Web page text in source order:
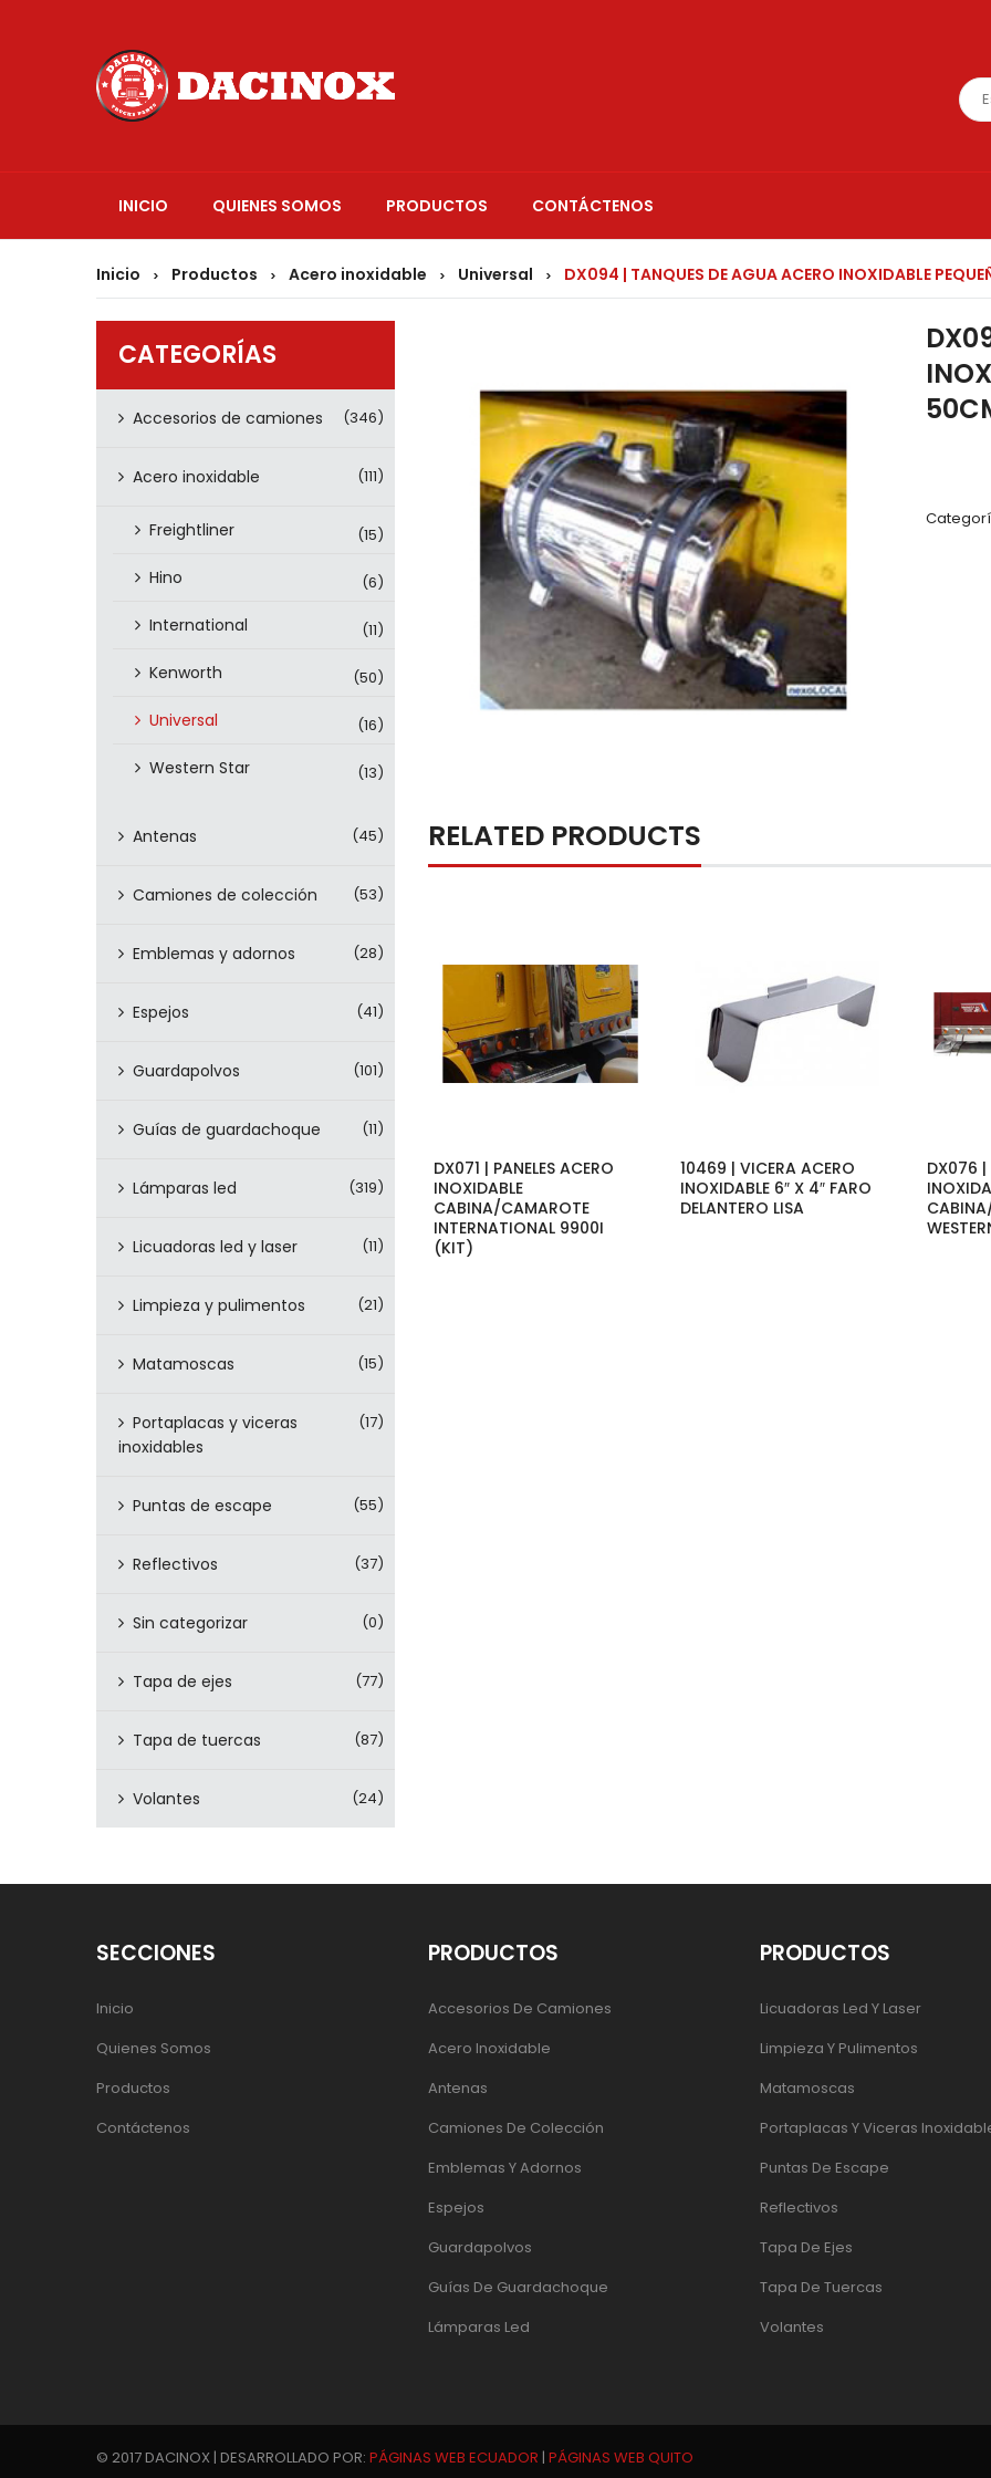
INICIO QUIENES SOMOS PRODUCTOS CONTÁCTENOS
Inicio > Productos > Acero inoxidable > Universal > DX094 | TANQUES DE AGUA ACERO INOXIDABLE
CATEGORÍAS
Accesorios de camiones (346)
Acero inoxidable (111)
Freightliner (15)
Hino (6)
International (11)
Kenworth (50)
Universal (16)
Western Star (13)
Antenas (45)
Camiones de colección (53)
Emblemas y adornos (28)
Espejos (41)
Guardapolvos (101)
Guías de guardachoque (11)
Lámparas led (319)
Licuadoras led y laser (11)
Limpieza y pulimentos (21)
Matamoscas (15)
Portaplacas y viceras
inoxidables
(17)
Puntas de escape (55)
Reflectivos (37)
Sin categorizar (0)
Tapa de ejes (77)
Tapa de tuercas (87)
Volantes (24)
RELATED PRODUCTS
DX071 | PANELES ACERO
INOXIDABLE
CABINA/CAMAROTE
INTERNATIONAL 9900I
(KIT)
10469 | VICERA ACERO
INOXIDABLE 6″ X 4″ FARO
DELANTERO LISA
DX076 |
SECCIONES
Inicio
Quienes Somos
Productos
Contáctenos
PRODUCTOS
Accesorios De Camiones
Acero Inoxidable
Antenas
Camiones De Colección
Emblemas Y Adornos
Espejos
Guardapolvos
Guías De Guardachoque
Lámparas Led
PRODUCTOS
Licuadoras Led Y Laser
Limpieza Y Pulimentos
Matamoscas
Portaplacas Y Viceras
Puntas De Escape
Reflectivos
Tapa De Ejes
Tapa De Tuercas
Volantes
© 2017 DACINOX | DESARROLLADO POR: PÁGINAS WEB ECUADOR | PÁGINAS WEB QUITO